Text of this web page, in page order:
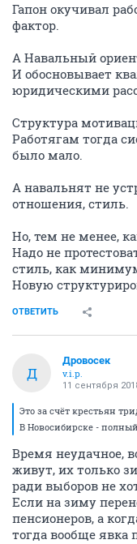
Гапон окучивал
фактор.
А Навальный
И обосновывает
юридическими
Структура
Работягам тогда
было мало.
А навальнят не
отношения, стиль.
Но, тем не менее,
Надо не
стиль, как
Новую
ОТВЕТИТЬ
Д
Дровосек
v.i.p.
11 сентября
Это за счёт крестьян
В Новосибирске -
Время неудачное,
живут, их только
ради выборов не
Если на зиму
пенсионеров, а
тогда вообще явка